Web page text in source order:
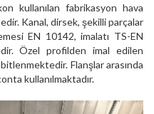
kullanılan fabrikasyon hava
Kanal, dirsek, şekilli parçalar
EN 10142, imalatı TS-EN
Özel profilden imal edilen
Flanşlar arasında
kullanılmaktadır.